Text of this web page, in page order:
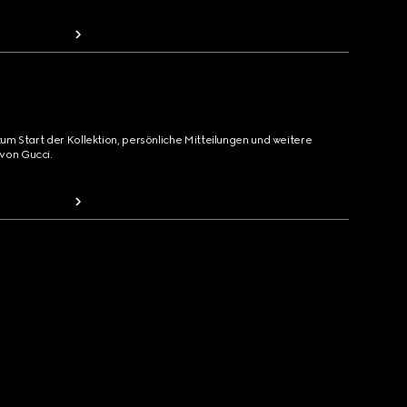
Start der Kollektion, persönliche Mitteilungen und weitere
Gucci.